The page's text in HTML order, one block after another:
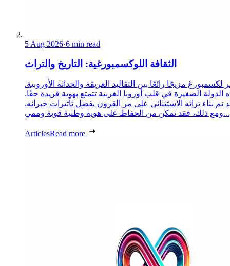
5 Aug 2026·6 min read
الثقافة اللوكسمبورغية: التاريخ والتراث
لكسمبورغ مزيجًا رائعًا بين التقاليد العريقة والحداثة الأوروبية.
الدولة الصغيرة في قلب أوروبا الغربية تتمتع بهوية فريدة حقًا.
تم بناء تراثه الاستثنائي على مر القرون بفضل تأثيرات جيرانه.
ومع ذلك، فقد تمكن من الحفاظ على هوية وطنية قوية وممي...
ArticlesRead more